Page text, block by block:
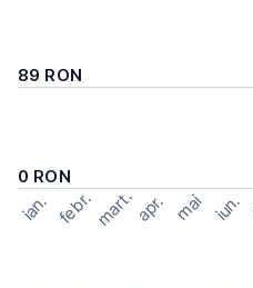
89 RON
0 RON
ian. febr.mart. apr. mai iun.